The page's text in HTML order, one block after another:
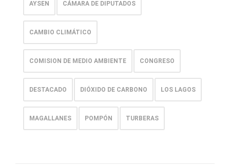
AYSEN CÁMARA DE DIPUTADOS
CAMBIO CLIMÁTICO
COMISION DE MEDIO AMBIENTE CONGRESO
DESTACADO DIÓXIDO DE CARBONO LOS LAGOS
MAGALLANES POMPÓN TURBERAS